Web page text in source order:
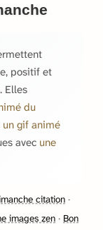
positif et
Elles
du
un gif animé
avec une
citation ·
images zen · Bon